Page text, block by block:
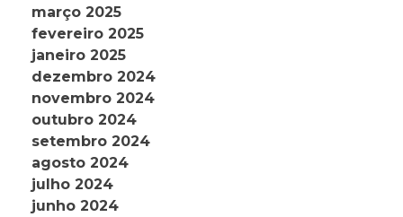
março 2025
fevereiro 2025
janeiro 2025
dezembro 2024
novembro 2024
outubro 2024
setembro 2024
agosto 2024
julho 2024
junho 2024